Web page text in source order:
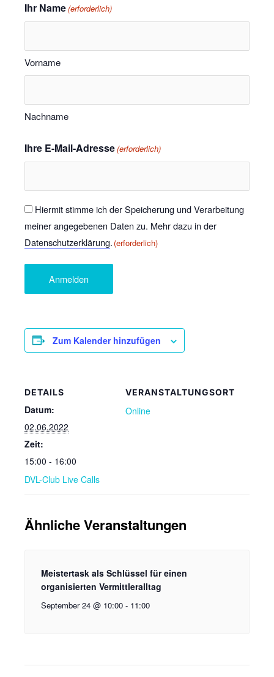
Ihr Name(erforderlich)
Vorname
Nachname
Ihre E-Mail-Adresse(erforderlich)
Einwilligung
(erforderlich)
Hiermit stimme ich der Speicherung und Verarbeitung
meiner angegebenen Daten zu. Mehr dazu in der
Datenschutzerklärung. (erforderlich)
Zum Kalender hinzufügen
DETAILS
Datum:
02.06.2022
Zeit:
15:00 - 16:00
DVL-Club Live Calls
VERANSTALTUNGSORT
Online
Ähnliche Veranstaltungen
Meistertask als Schlüssel für einen
organisierten Vermittleralltag
September 24 @ 10:00 - 11:00